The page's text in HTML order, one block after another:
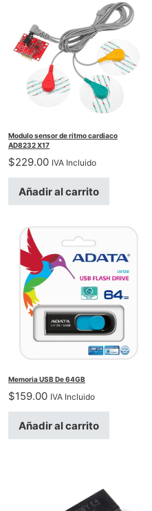
Modulo sensor de ritmo cardiaco
AD8232 X17
$229.00 IVA Incluido
Añadir al carrito
Memoria USB De 64GB
$159.00 IVA Incluido
Añadir al carrito